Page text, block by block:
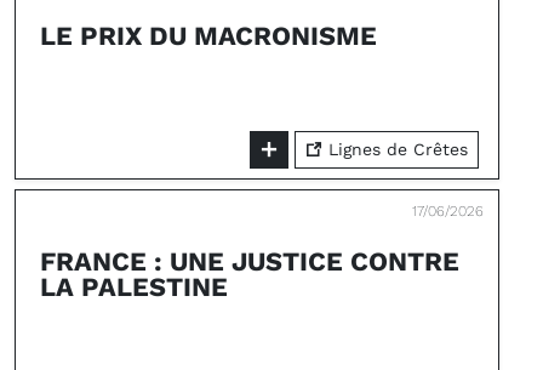
LE PRIX DU MACRONISME
Lignes de Crêtes
17/06/2026
FRANCE : UNE JUSTICE CONTRE
LA PALESTINE